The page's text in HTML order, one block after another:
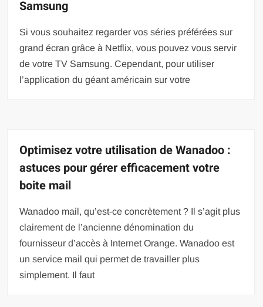
Samsung
Si vous souhaitez regarder vos séries préférées sur
grand écran grâce à Netflix, vous pouvez vous servir
de votre TV Samsung. Cependant, pour utiliser
l’application du géant américain sur votre
Optimisez votre utilisation de Wanadoo :
astuces pour gérer efficacement votre
boite mail
Wanadoo mail, qu’est-ce concrètement ? Il s’agit plus
clairement de l’ancienne dénomination du
fournisseur d’accès à Internet Orange. Wanadoo est
un service mail qui permet de travailler plus
simplement. Il faut